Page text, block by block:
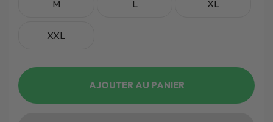
M L XL
XXL
AJOUTER AU PANIER